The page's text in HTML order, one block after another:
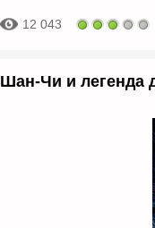
12 043
Шан-Чи и легенда